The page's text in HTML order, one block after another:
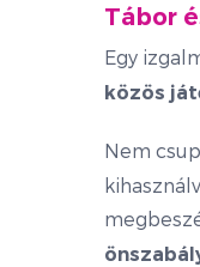
Tábor
Egy
közös
Nem